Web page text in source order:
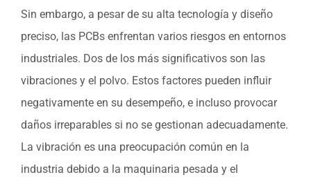
Sin embargo, a pesar de su alta tecnología y diseño
preciso, las PCBs enfrentan varios riesgos en entornos
industriales. Dos de los más significativos son las
vibraciones y el polvo. Estos factores pueden influir
negativamente en su desempeño, e incluso provocar
daños irreparables si no se gestionan adecuadamente.
La vibración es una preocupación común en la
industria debido a la maquinaria pesada y el